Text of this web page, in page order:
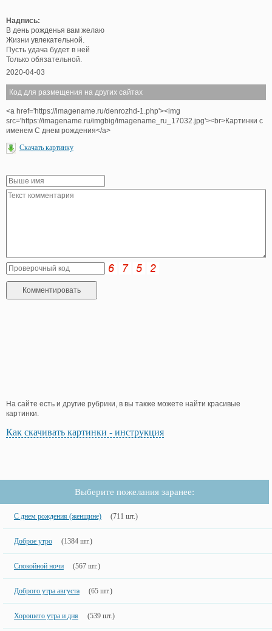
Надпись:
В день рожденья вам желаю
Жизни увлекательной.
Пусть удача будет в ней
Только обязательной.
2020-04-03
Код для размещения на других сайтах
<a href='https://imagename.ru/denrozhd-1.php'><img
src='https://imagename.ru/imgbig/imagename_ru_17032.jpg'><br>Картинки с
именем С днем рождения</a>
Скачать картинку
На сайте есть и другие рубрики, в вы также можете найти красивые
картинки.
Как скачивать картинки - инструкция
Выберите пожелания заранее:
С днем рождения (женщине) (711 шт.)
Доброе утро (1384 шт.)
Спокойной ночи (567 шт.)
Доброго утра августа (65 шт.)
Хорошего утра и дня (539 шт.)